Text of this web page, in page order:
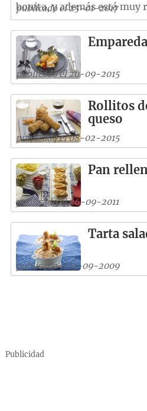
bonita, y además está muy
publicado el 25-01-2017
publicado el 20-09-2015
Rollitos
queso
publicado el 08-02-2015
Pan
publicado el 26-09-2011
Tarta
publicado el 13-09-2009
Publicidad